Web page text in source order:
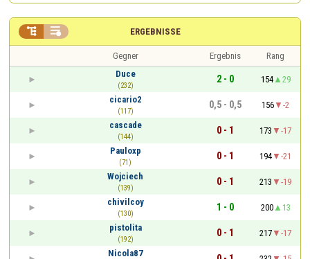
ERGEBNISSE
 
Gegner Ergebnis
Rang
Duce
(232)
2 - 0 154
29
cicario2
(117)
0,5 - 0,5 156
-2
cascade
(144)
0 - 1 173
-17
Pauloxp
(71)
0 - 1 194
-21
Wojciech
(139)
0 - 1 213
-19
chivilcoy
(130)
1 - 0 200
13
pistolita
(192)
0 - 1 217
-17
Nicola87